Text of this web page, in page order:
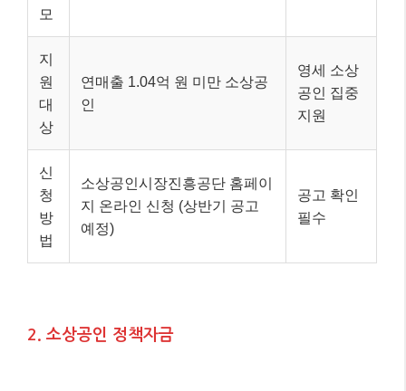
모
지
원
대
상
연매출 1.04억 원 미만 소상공
인
영세 소상
공인 집중
지원
신
청
방
법
소상공인시장진흥공단 홈페이
지 온라인 신청 (상반기 공고
예정)
공고 확인
필수
2. 소상공인 정책자금